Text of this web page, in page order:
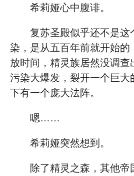
希莉娅心中腹诽。
复苏圣殿似乎还不是这
染，是从五百年前就开始的
放时间，精灵族居然没调查
污染大爆发，裂开一个巨大
下有一个庞大法阵。
嗯……
希莉娅突然想到。
除了精灵之森，其他帝